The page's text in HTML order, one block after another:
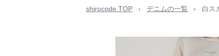
shirocode TOP › デニムの一覧 › 白ス